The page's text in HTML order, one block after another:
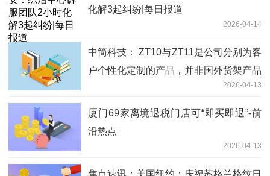
化解3起纠纷|每日报道
2026-04-14
中简科技： ZT10与ZT11是公司分别为客
户个性化定制的产品，并非国外货架产品
2026-04-13
厦门69家离境退税门店可“即买即退”-前
沿热点
2026-04-13